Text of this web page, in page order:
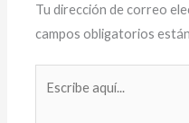
Tu dirección de correo
campos obligatorios